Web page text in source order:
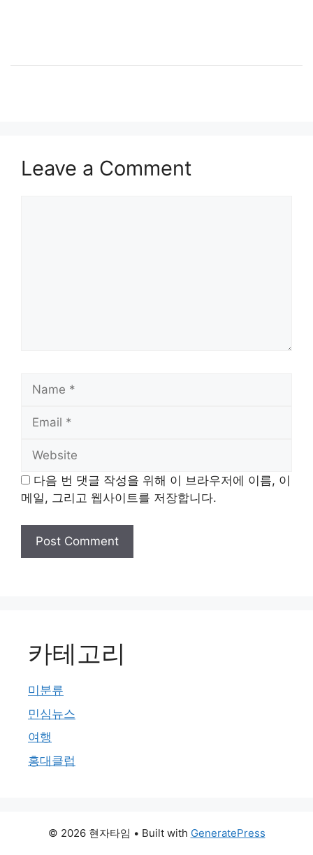
Leave a Comment
Name
Email
Website
다음 번 댓글 작성을 위해 이 브라우저에 이름, 이
메일, 그리고 웹사이트를 저장합니다.
카테고리
미분류
민심뉴스
여행
홍대클럽
© 2026 현자타임 • Built with GeneratePress